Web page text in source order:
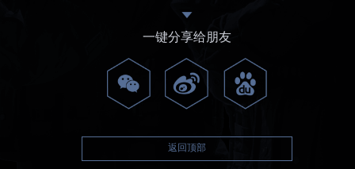
一键分享给朋友
返回顶部